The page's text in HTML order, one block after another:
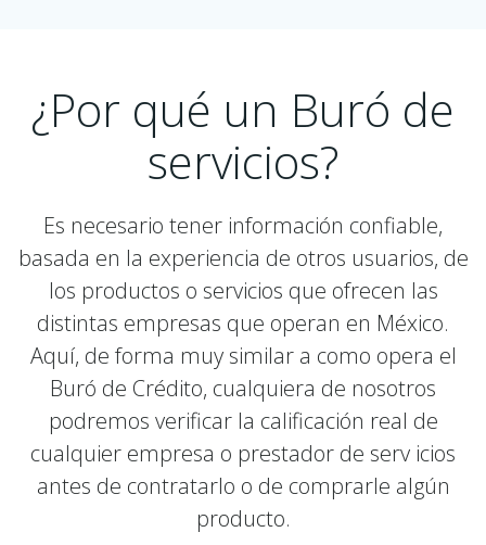
¿Por qué un Buró de
servicios?
Es necesario tener información confiable,
basada en la experiencia de otros usuarios, de
los productos o servicios que ofrecen las
distintas empresas que operan en México.
Aquí, de forma muy similar a como opera el
Buró de Crédito, cualquiera de nosotros
podremos verificar la calificación real de
cualquier empresa o prestador de serv icios
antes de contratarlo o de comprarle algún
producto.